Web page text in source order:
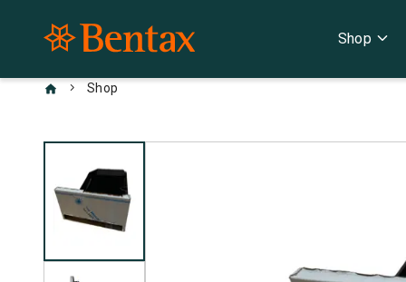
Shop expand_more
chevron_right Shop